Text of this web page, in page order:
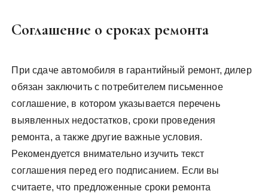
Соглашение о сроках ремонта
При сдаче автомобиля в гарантийный ремонт, дилер
обязан заключить с потребителем письменное
соглашение, в котором указывается перечень
выявленных недостатков, сроки проведения
ремонта, а также другие важные условия.
Рекомендуется внимательно изучить текст
соглашения перед его подписанием. Если вы
считаете, что предложенные сроки ремонта